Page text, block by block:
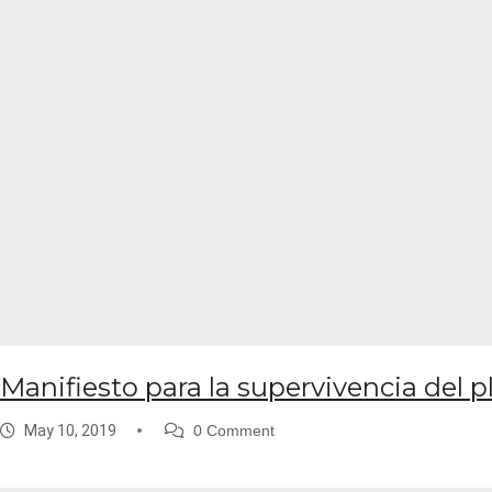
Manifiesto para la supervivencia del
May 10, 2019 0 Comment